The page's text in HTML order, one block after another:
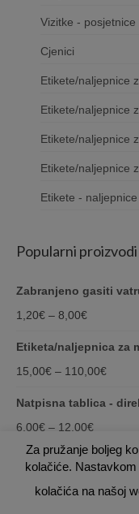
Vizitke - posjetnice
Cjenici
Etikete/naljepnice
Etikete/naljepnice
Etikete/naljepnice
Etikete/naljepnice
Etikete -
Popularni proizvodi
Zabranjeno gasiti
1,20€ – 8,00€Price
8,00€
Etiketa/naljepnica za
15,00€ – 110,00€Price
Natpisna tablica -
6,00€ – 12,00€Price
range:
6,00€
through
Naljepnica
Za pružanje boljeg
kolačiće.
kolačića na našoj